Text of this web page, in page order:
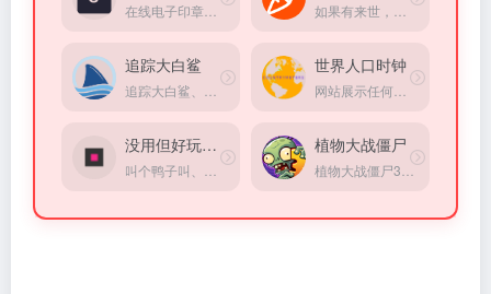
追踪大白鲨 世界人口时钟
没用但好玩的小游戏 植物大战僵尸
植物大战僵尸3游戏资讯站点